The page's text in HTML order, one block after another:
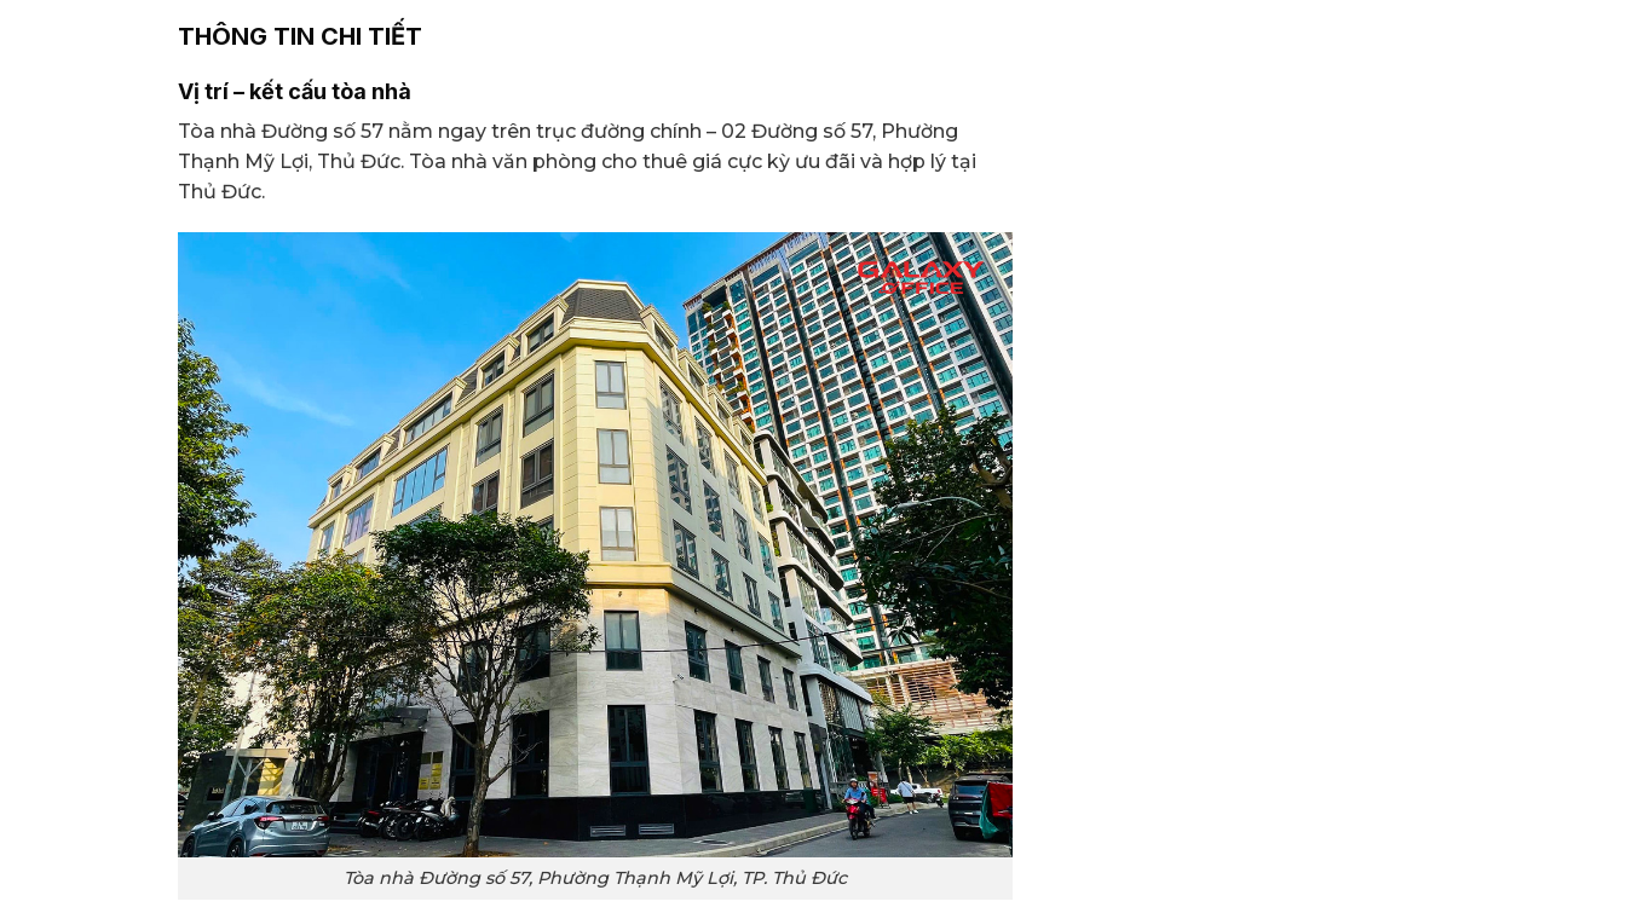
THÔNG TIN CHI TIẾT
Vị trí – kết cấu tòa nhà
Tòa nhà Đường số 57 nằm ngay trên trục đường chính – 02 Đường số 57, Phường
Thạnh Mỹ Lợi, Thủ Đức. Tòa nhà văn phòng cho thuê giá cực kỳ ưu đãi và hợp lý tại
Thủ Đức.
Tòa nhà Đường số 57, Phường Thạnh Mỹ Lợi, TP. Thủ Đức